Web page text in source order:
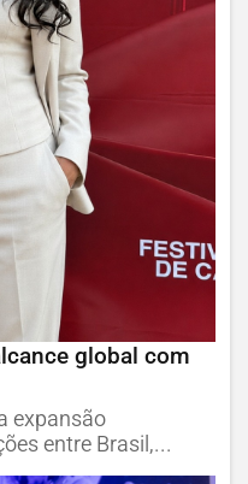
global com
expansão
entre Brasil,...